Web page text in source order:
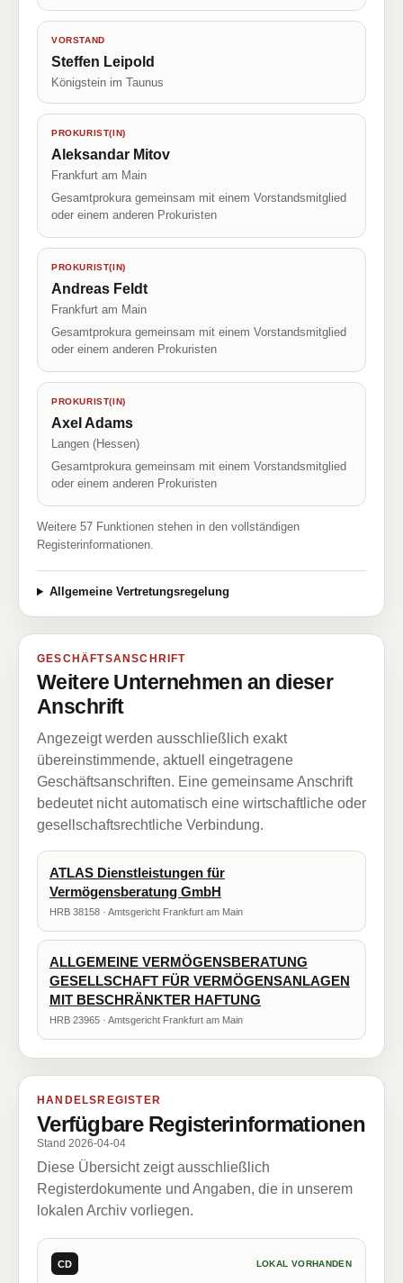
VORSTAND
Steffen Leipold
Königstein im Taunus
PROKURIST(IN)
Aleksandar Mitov
Frankfurt am Main
Gesamtprokura gemeinsam mit einem Vorstandsmitglied
oder einem anderen Prokuristen
PROKURIST(IN)
Andreas Feldt
Frankfurt am Main
Gesamtprokura gemeinsam mit einem Vorstandsmitglied
oder einem anderen Prokuristen
PROKURIST(IN)
Axel Adams
Langen (Hessen)
Gesamtprokura gemeinsam mit einem Vorstandsmitglied
oder einem anderen Prokuristen
Weitere 57 Funktionen stehen in den vollständigen
Registerinformationen.
Allgemeine Vertretungsregelung
GESCHÄFTSANSCHRIFT
Weitere Unternehmen an dieser
Anschrift
Angezeigt werden ausschließlich exakt
übereinstimmende, aktuell eingetragene
Geschäftsanschriften. Eine gemeinsame Anschrift
bedeutet nicht automatisch eine wirtschaftliche oder
gesellschaftsrechtliche Verbindung.
ATLAS Dienstleistungen für
Vermögensberatung GmbH
HRB 38158 · Amtsgericht Frankfurt am Main
ALLGEMEINE VERMÖGENSBERATUNG
GESELLSCHAFT FÜR VERMÖGENSANLAGEN
MIT BESCHRÄNKTER HAFTUNG
HRB 23965 · Amtsgericht Frankfurt am Main
HANDELSREGISTER
Verfügbare Registerinformationen
Stand 2026-04-04
Diese Übersicht zeigt ausschließlich
Registerdokumente und Angaben, die in unserem
lokalen Archiv vorliegen.
CD LOKAL VORHANDEN